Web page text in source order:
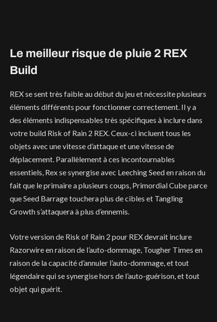
Le meilleur risque de pluie 2 REX
Build
REX se sent très faible au début du jeu et nécessite plusieurs
éléments différents pour fonctionner correctement. Il y a
des éléments indispensables très spécifiques à inclure dans
votre build Risk of Rain 2 REX. Ceux-ci incluent tous les
objets avec une vitesse d’attaque et une vitesse de
déplacement. Parallèlement à ces incontournables
essentiels, Rex se synergise avec Leeching Seed en raison du
fait que le primaire a plusieurs coups, Primordial Cube parce
que Seed Barrage touchera plus de cibles et Tangling
Growth s’attaquera à plus d’ennemis.
Votre version de Risk of Rain 2 pour REX devrait inclure
Razorwire en raison de l’auto-dommage, Tougher Times en
raison de la capacité d’annuler l’auto-dommage, et tout
légendaire qui se synergise hors de l’auto-guérison, et tout
objet qui guérit.